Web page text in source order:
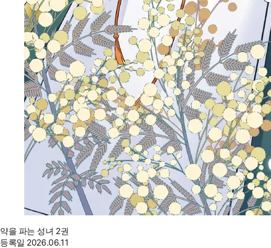
약을 파는 성녀 2권
등록일 2026.06.11